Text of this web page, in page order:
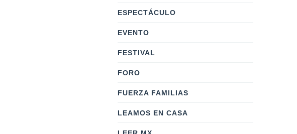
ESPECTÁCULO
EVENTO
FESTIVAL
FORO
FUERZA FAMILIAS
LEAMOS EN CASA